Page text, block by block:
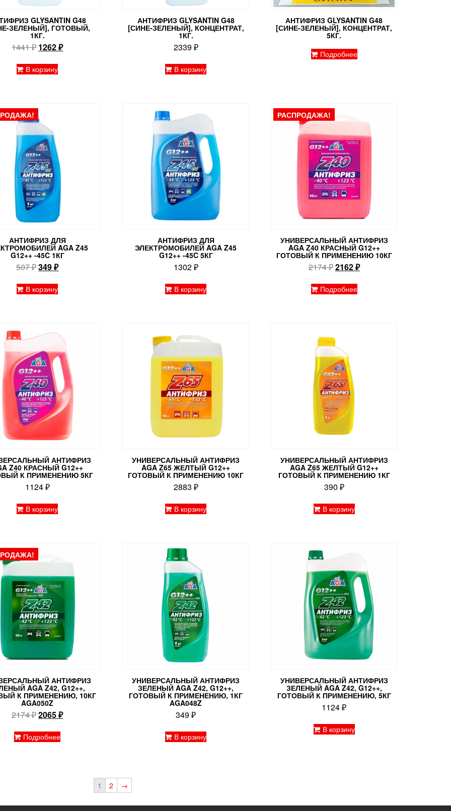
GLYSANTIN G48
ЗЕЛЕНЫЙ], ГОТОВЫЙ,
1КГ.
1441₽ Первоначальная
составляла
1262₽Текущая
В корзину
АНТИФРИЗ GLYSANTIN G48
[СИНЕ-ЗЕЛЕНЫЙ], КОНЦЕНТРАТ,
1КГ.
2339₽
В корзину
АНТИФРИЗ GLYSANTIN G48
[СИНЕ-ЗЕЛЕНЫЙ], КОНЦЕНТРАТ,
5КГ.
Подробнее
АНТИФРИЗ ДЛЯ
AGA Z45
G12++ -45C 1КГ
507₽Первоначальная
составляла
349₽Текущая
В корзину
АНТИФРИЗ ДЛЯ
ЭЛЕКТРОМОБИЛЕЙ AGA Z45
G12++ -45C 5КГ
1302₽
В корзину
РАСПРОДАЖА!
УНИВЕРСАЛЬНЫЙ АНТИФРИЗ
AGA Z40 КРАСНЫЙ G12++
ГОТОВЫЙ К ПРИМЕНЕНИЮ 10КГ
2174₽Первоначальная
составляла
2162₽Текущая
Подробнее
АНТИФРИЗ
Z40 КРАСНЫЙ G12++
К ПРИМЕНЕНИЮ 5КГ
1124₽
В корзину
УНИВЕРСАЛЬНЫЙ АНТИФРИЗ
AGA Z65 ЖЕЛТЫЙ G12++
ГОТОВЫЙ К ПРИМЕНЕНИЮ 10КГ
2883 ₽
В корзину
УНИВЕРСАЛЬНЫЙ АНТИФРИЗ
AGA Z65 ЖЕЛТЫЙ G12++
ГОТОВЫЙ К ПРИМЕНЕНИЮ 1КГ
390 ₽
В корзину
АНТИФРИЗ
AGA Z42, G12++,
К ПРИМЕНЕНИЮ, 10КГ
AGA050Z
2174₽Первоначальная
составляла
2065₽Текущая
Подробнее
УНИВЕРСАЛЬНЫЙ АНТИФРИЗ
ЗЕЛЕНЫЙ AGA Z42, G12++,
ГОТОВЫЙ К ПРИМЕНЕНИЮ, 1КГ
AGA048Z
349₽
В корзину
УНИВЕРСАЛЬНЫЙ АНТИФРИЗ
ЗЕЛЕНЫЙ AGA Z42, G12++,
ГОТОВЫЙ К ПРИМЕНЕНИЮ, 5КГ
1124₽
В корзину
1 2 →